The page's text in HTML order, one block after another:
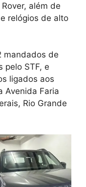
além de
relógios de alto
mandados de
pelo STF, e
ligados aos
Avenida Faria
Rio Grande